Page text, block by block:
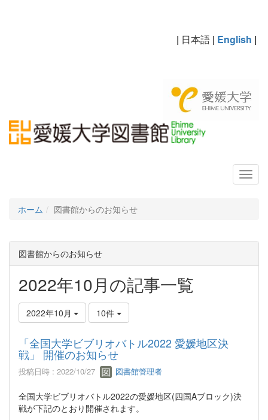
| 日本語 | English |
ホーム 図書館からのお知らせ
図書館からのお知らせ
2022年10月の記事一覧
2022年10月 10件
「全国大学ビブリオバトル2022 愛媛地区決
戦」 開催のお知らせ
投稿日時 : 2022/10/27 図書館管理者
全国大学ビブリオバトル2022の愛媛地区(四国Aブロック)決
戦が下記のとおり開催されます。